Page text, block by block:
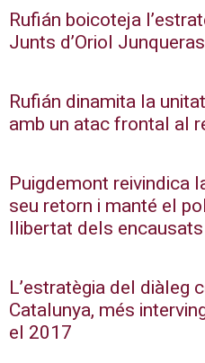
Rufián boicoteja
Junts d’Oriol Junqueras
Rufián dinamita la
amb un atac frontal al
Puigdemont reivindica
seu retorn i manté el
llibertat dels encausats
L’estratègia del diàleg
Catalunya, més
el 2017